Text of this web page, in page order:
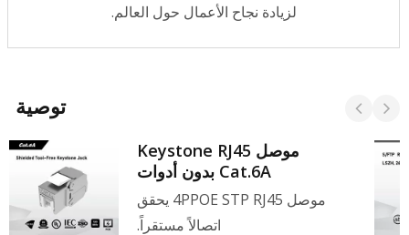
لزيادة نجاح الأعمال حول العالم.
توصية
موصل Keystone RJ45
Cat.6A بدون أدوات
موصل 4PPOE STP RJ45 يحقق
اتصالاً مستقراً.